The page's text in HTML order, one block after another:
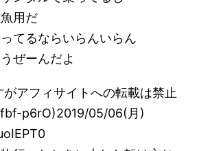
用だ
てるならいらんいらん
ぜーんだよ
アフィサイトへの転載は禁止
p6rO)2019/05/06(月)